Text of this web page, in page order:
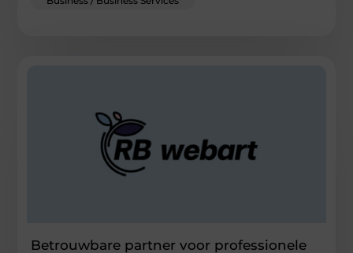
Betrouwbare partner voor professionele